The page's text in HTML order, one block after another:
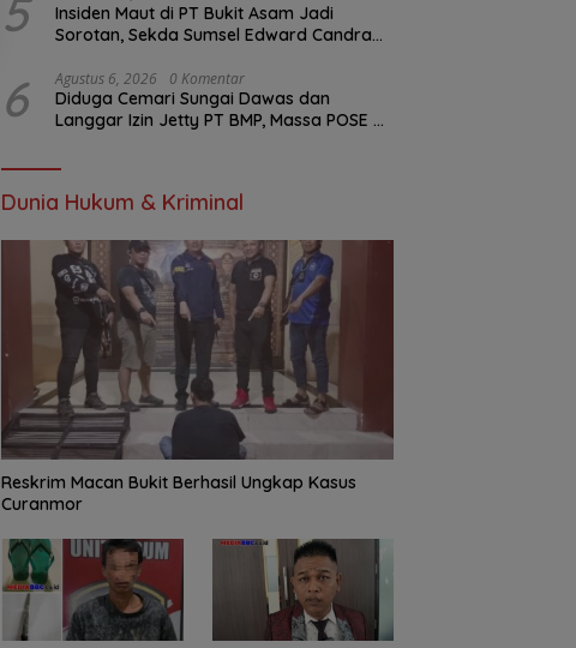
5
Insiden Maut di PT Bukit Asam Jadi
Sorotan, Sekda Sumsel Edward Candra
6 Agustus 6, 2026 0 Komentar
Diduga Cemari Sungai Dawas dan
Langgar Izin Jetty PT BMP, Massa POSE RI
Pengusutan Tuntas
Dunia Hukum & Kriminal
Reskrim Macan Bukit Berhasil Ungkap Kasus
Curanmor